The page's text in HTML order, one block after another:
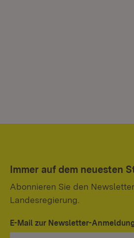
Immer auf dem neuesten
Abonnieren Sie den
Landesregierung.
E-Mail zur Newsletter-